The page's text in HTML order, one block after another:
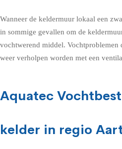
Wanneer de keldermuur lokaal een
in sommige gevallen om de
vochtwerend middel. Vochtproblemen
weer verholpen worden met een
Aquatec
kelder in regio